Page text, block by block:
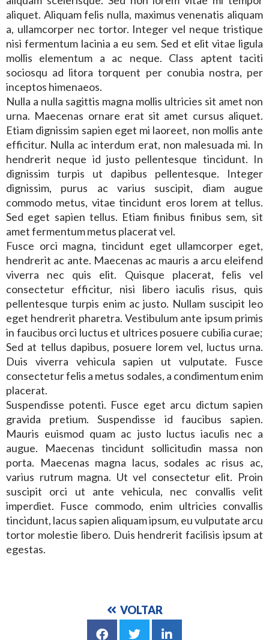
aliquet. Aliquam felis nulla, maximus venenatis aliquam
a, ullamcorper nec tortor. Integer vel neque tristique
nisi fermentum lacinia a eu sem. Sed et elit vitae ligula
mollis elementum a ac neque. Class aptent taciti
sociosqu ad litora torquent per conubia nostra, per
inceptos himenaeos.
Nulla a nulla sagittis magna mollis ultricies sit amet non
urna. Maecenas ornare erat sit amet cursus aliquet.
Etiam dignissim sapien eget mi laoreet, non mollis ante
efficitur. Nulla ac interdum erat, non malesuada mi. In
hendrerit neque id justo pellentesque tincidunt. In
dignissim turpis ut dapibus pellentesque. Integer
dignissim, purus ac varius suscipit, diam augue
commodo metus, vitae tincidunt eros lorem at tellus.
Sed eget sapien tellus. Etiam finibus finibus sem, sit
amet fermentum metus placerat vel.
Fusce orci magna, tincidunt eget ullamcorper eget,
hendrerit ac ante. Maecenas ac mauris a arcu eleifend
viverra nec quis elit. Quisque placerat, felis vel
consectetur efficitur, nisi libero iaculis risus, quis
pellentesque turpis enim ac justo. Nullam suscipit leo
eget hendrerit pharetra. Vestibulum ante ipsum primis
in faucibus orci luctus et ultrices posuere cubilia curae;
Sed at tellus dapibus, posuere lorem vel, luctus urna.
Duis viverra vehicula sapien ut vulputate. Fusce
consectetur felis a metus sodales, a condimentum enim
placerat.
Suspendisse potenti. Fusce eget arcu dictum sapien
gravida pretium. Suspendisse id faucibus sapien.
Mauris euismod quam ac justo luctus iaculis nec a
augue. Maecenas tincidunt sollicitudin massa non
porta. Maecenas magna lacus, sodales ac risus ac,
varius rutrum magna. Ut vel consectetur elit. Proin
suscipit orci ut ante vehicula, nec convallis velit
imperdiet. Fusce commodo, enim ultricies convallis
tincidunt, lacus sapien aliquam ipsum, eu vulputate arcu
tortor molestie libero. Duis hendrerit facilisis ipsum at
egestas.
VOLTAR